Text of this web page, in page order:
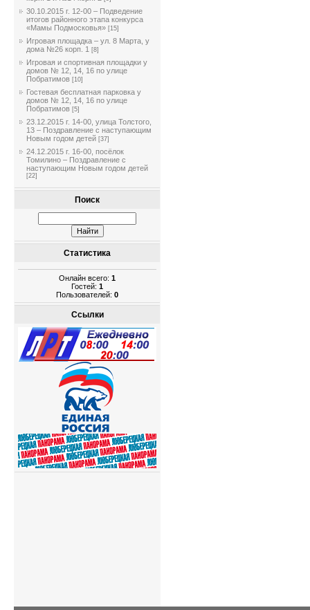
30.10.2015 г. 12-00 – Подведение
итогов районного этапа конкурса
«Мамы Подмосковья» [15]
Игровая площадка – ул. 8 Марта, у
дома №26 корп. 1 [8]
Игровая и спортивная площадки у
домов № 12, 14, 16 по улице
Побратимов [10]
Гостевая бесплатная парковка у
домов № 12, 14, 16 по улице
Побратимов [5]
23.12.2015 г. 14-00, улица Толстого,
13 – Поздравление с наступающим
Новым годом детей [37]
24.12.2015 г. 16-00, посёлок
Томилино – Поздравление с
наступающим Новым годом детей
[22]
Поиск
Статистика
Онлайн всего: 1
Гостей: 1
Пользователей: 0
Ссылки